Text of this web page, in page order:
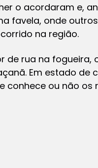
o acordaram e,
favela, onde
na região.
de rua na fogueira,
Em estado
conhece ou não